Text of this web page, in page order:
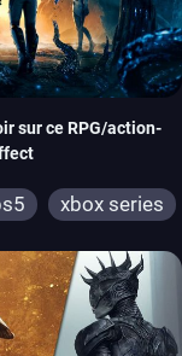
sur ce RPG/action-
xbox series